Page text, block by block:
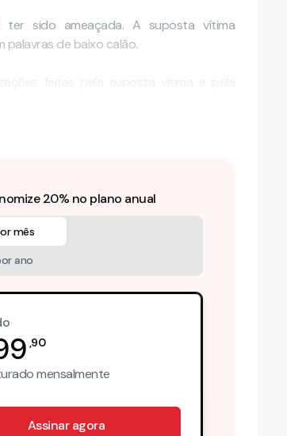
sido ameaçada. A suposta vítima
de baixo calão.
feitas pela suposta vítima e pela
20% no plano anual
mês
ano
,90
mensalmente
Assinar agora